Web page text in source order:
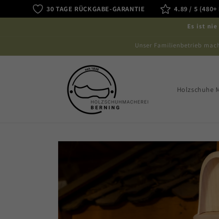
Inhalt
30 TAGE RÜCKGABE-GARANTIE 4.89 / 5 (480+
Es ist
Unser Familienbetrieb
Holzschuhe
Zu